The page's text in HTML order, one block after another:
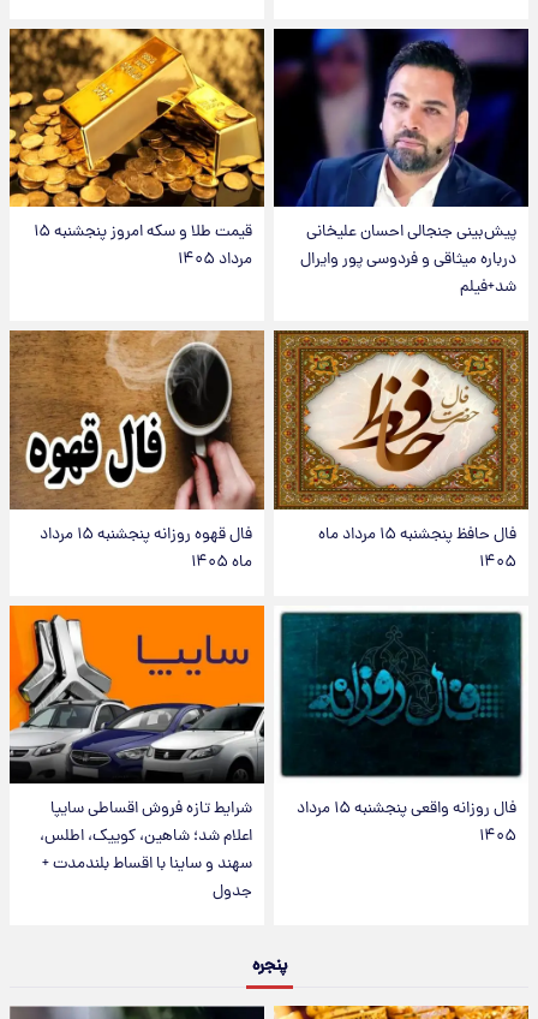
پیش‌بینی جنجالی احسان علیخانی
درباره میثاقی و فردوسی پور وایرال
شد+فیلم
قیمت طلا و سکه امروز پنجشنبه ۱۵
مرداد ۱۴۰۵
فال حافظ پنجشنبه ۱۵ مرداد ماه
۱۴۰۵
فال قهوه روزانه پنجشنبه ۱۵ مرداد
ماه ۱۴۰۵
فال روزانه واقعی پنجشنبه ۱۵ مرداد
۱۴۰۵
شرایط تازه فروش اقساطی سایپا
اعلام شد؛ شاهین، کوییک، اطلس،
سهند و ساینا با اقساط بلندمدت +
جدول
پنجره